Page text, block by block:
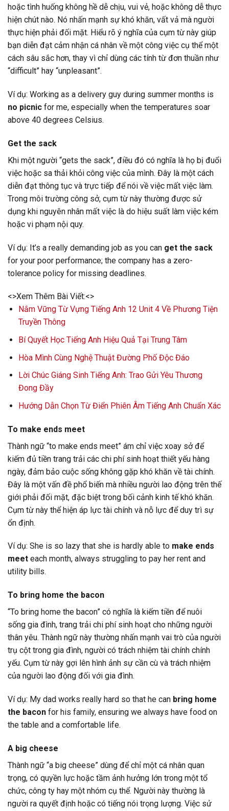
hoặc tình huống không hề dễ chịu, vui vẻ, hoặc không dễ thực
hiện chút nào. Nó nhấn mạnh sự khó khăn, vất vả mà người
thực hiện phải đối mặt. Hiểu rõ ý nghĩa của cụm từ này giúp
bạn diễn đạt cảm nhận cá nhân về một công việc cụ thể một
cách sâu sắc hơn, thay vì chỉ dùng các tính từ đơn thuần như
“difficult” hay “unpleasant”.
Ví dụ: Working as a delivery guy during summer months is
no picnic for me, especially when the temperatures soar
above 40 degrees Celsius.
Get the sack
Khi một người “gets the sack”, điều đó có nghĩa là họ bị đuổi
việc hoặc sa thải khỏi công việc của mình. Đây là một cách
diễn đạt thông tục và trực tiếp để nói về việc mất việc làm.
Trong môi trường công sở, cụm từ này thường được sử
dụng khi nguyên nhân mất việc là do hiệu suất làm việc kém
hoặc vi phạm nội quy.
Ví dụ: It’s a really demanding job as you can get the sack
for your poor performance; the company has a zero-
tolerance policy for missing deadlines.
<>Xem Thêm Bài Viết:<>
Nắm Vững Từ Vựng Tiếng Anh 12 Unit 4 Về Phương Tiện
Truyền Thông
Bí Quyết Học Tiếng Anh Hiệu Quả Tại Trung Tâm
Hòa Mình Cùng Nghệ Thuật Đường Phố Độc Đáo
Lời Chúc Giáng Sinh Tiếng Anh: Trao Gửi Yêu Thương
Đong Đầy
Hướng Dẫn Chọn Từ Điển Phiên Âm Tiếng Anh Chuẩn Xác
To make ends meet
Thành ngữ “to make ends meet” ám chỉ việc xoay sở để
kiếm đủ tiền trang trải các chi phí sinh hoạt thiết yếu hàng
ngày, đảm bảo cuộc sống không gặp khó khăn về tài chính.
Đây là một vấn đề phổ biến mà nhiều người lao động trên thế
giới phải đối mặt, đặc biệt trong bối cảnh kinh tế khó khăn.
Cụm từ này thể hiện áp lực tài chính và nỗ lực để duy trì sự
ổn định.
Ví dụ: She is so lazy that she is hardly able to make ends
meet each month, always struggling to pay her rent and
utility bills.
To bring home the bacon
“To bring home the bacon” có nghĩa là kiếm tiền để nuôi
sống gia đình, trang trải chi phí sinh hoạt cho những người
thân yêu. Thành ngữ này thường nhấn mạnh vai trò của người
trụ cột trong gia đình, người có trách nhiệm tài chính chính
yếu. Cụm từ này gợi lên hình ảnh sự cần cù và trách nhiệm
của người lao động đối với gia đình.
Ví dụ: My dad works really hard so that he can bring home
the bacon for his family, ensuring we always have food on
the table and a comfortable life.
A big cheese
Thành ngữ “a big cheese” dùng để chỉ một cá nhân quan
trọng, có quyền lực hoặc tầm ảnh hưởng lớn trong một tổ
chức, công ty hay một nhóm cụ thể. Người này thường là
người ra quyết định hoặc có tiếng nói trọng lượng. Việc sử